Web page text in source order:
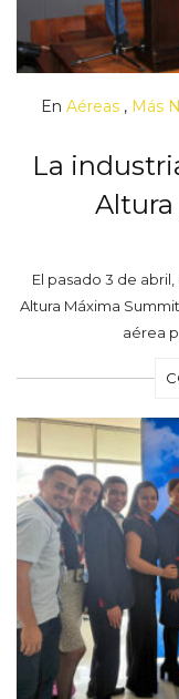
En Aéreas , Más
La
El pasado 3 de
Altura Máxima
aérea